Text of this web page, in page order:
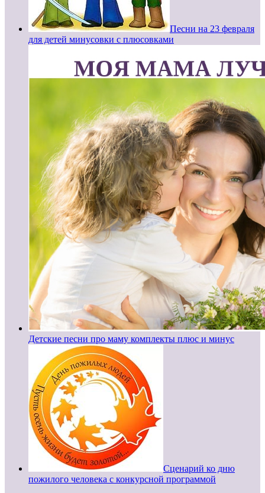
Песни на 23 февраля
для детей минусовки с плюсовками
Детские песни про маму комплекты плюс и минус
Сценарий ко дню
пожилого человека с конкурсной программой